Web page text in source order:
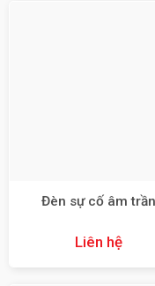
Đèn sự cố âm trần
Liên hệ